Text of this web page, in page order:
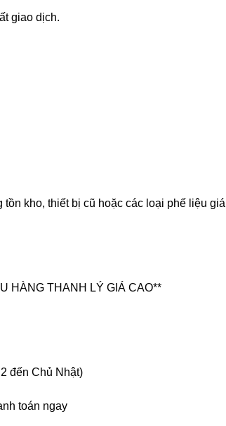
giao dịch.
kho, thiết bị cũ hoặc các loại phế liệu
HÀNG THANH LÝ GIÁ CAO**
đến Chủ Nhật)
toán ngay